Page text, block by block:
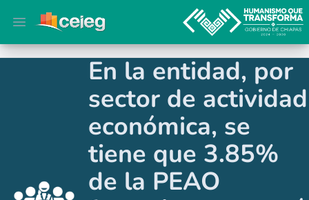
Open main menu
En la entidad, por
sector de actividad
económica, se
tiene que 3.85%
de la PEAO